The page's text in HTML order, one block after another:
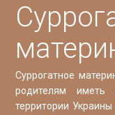
Суррогатное
родителям иметь
территории